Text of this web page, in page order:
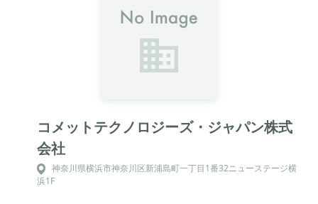
コメットテクノロジーズ・ジャパン株式
会社
神奈川県横浜市神奈川区新浦島町一丁目1番32ニューステージ横
浜1F